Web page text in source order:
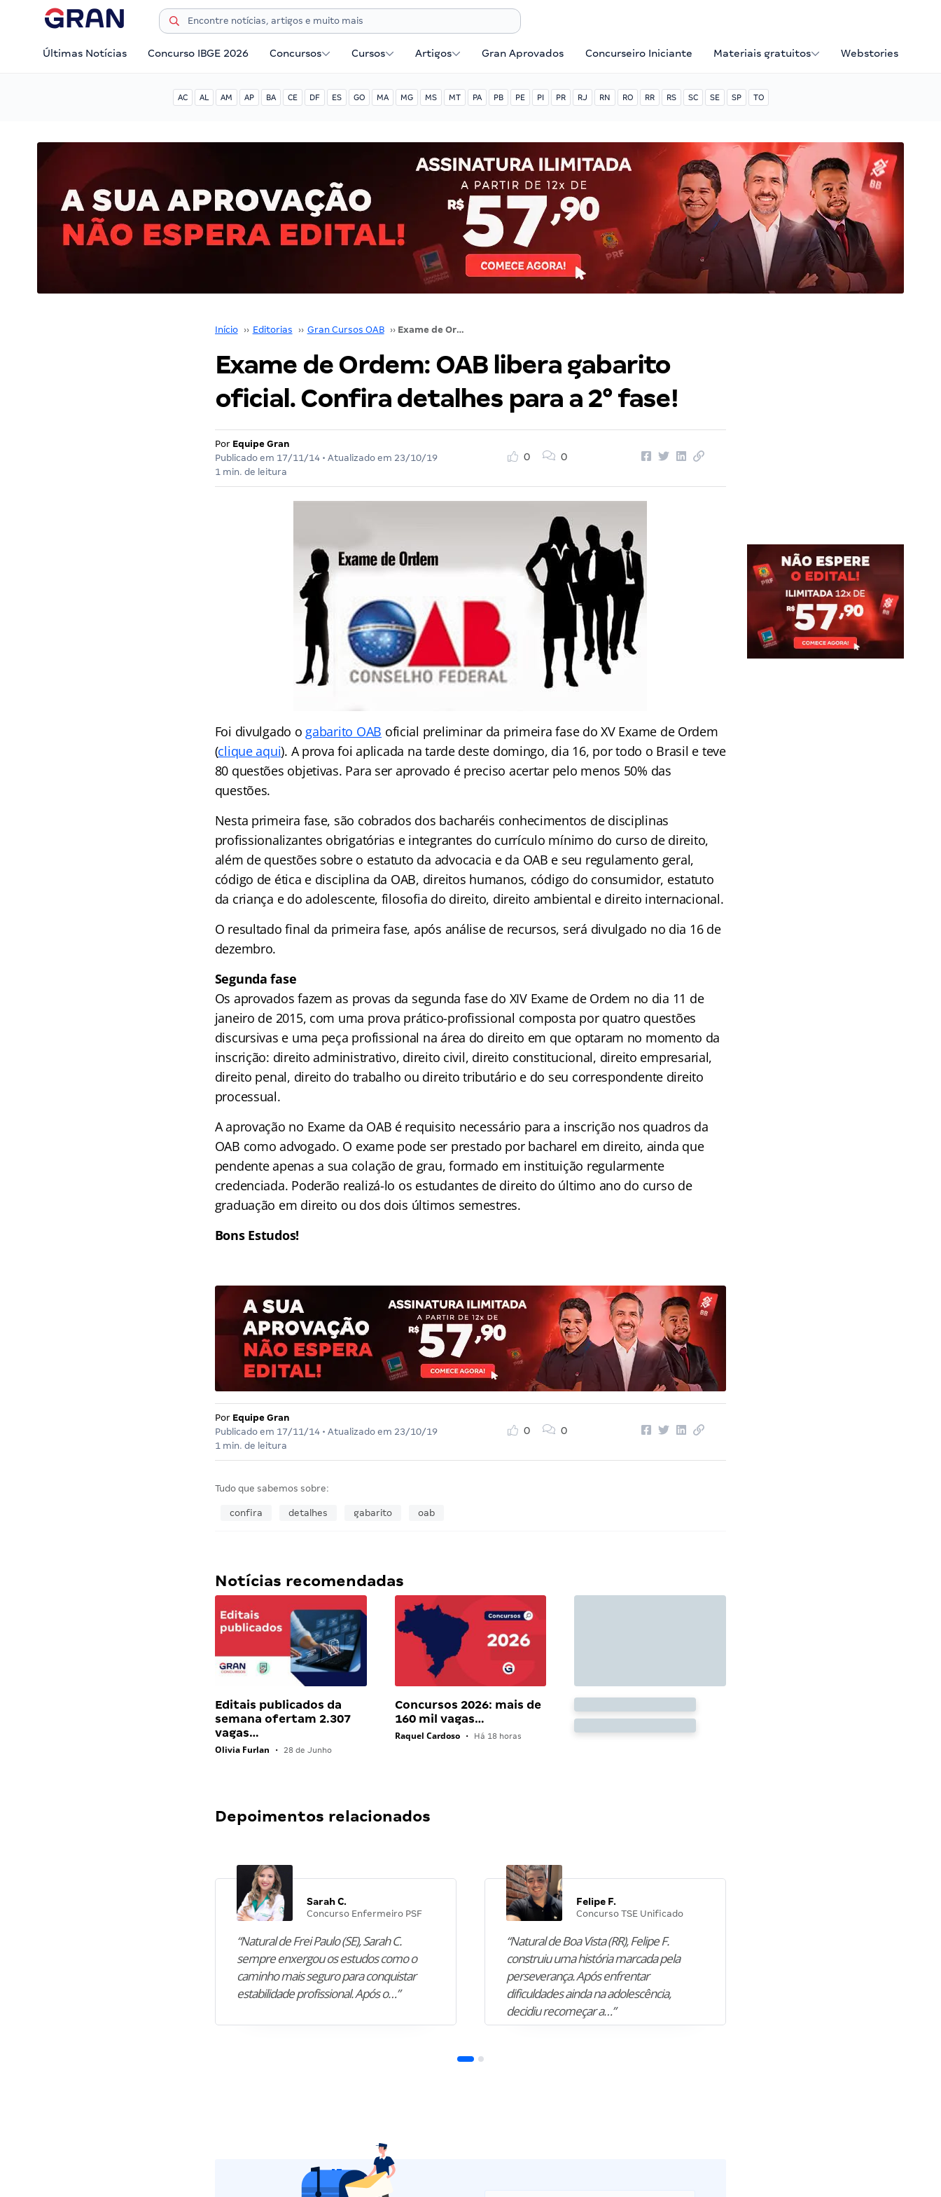
Últimas Notícias Concurso IBGE 2026 Concursos Cursos Artigos Gran Aprovados Concurseiro Iniciante Materiais gratuitos Webstories
AC AL AM AP BA CE DF ES GO MA MG MS MT PA PB PE PI PR RJ RN RO RR RS SC SE SP TO
Início ›› Editorias ›› Gran Cursos OAB ›› Exame de Ordem: OAB libera gabarito oficial. Confira detalhes para a 2° fase!
Exame de Ordem: OAB libera gabarito
oficial. Confira detalhes para a 2° fase!
Por Equipe Gran
Publicado em 17/11/14• Atualizado em 23/10/19
1 min. de leitura
0 0
Foi divulgado o gabarito OAB oficial preliminar da primeira fase do XV Exame de Ordem
(clique aqui). A prova foi aplicada na tarde deste domingo, dia 16, por todo o Brasil e teve
80 questões objetivas. Para ser aprovado é preciso acertar pelo menos 50% das
questões.
Nesta primeira fase, são cobrados dos bacharéis conhecimentos de disciplinas
profissionalizantes obrigatórias e integrantes do currículo mínimo do curso de direito,
além de questões sobre o estatuto da advocacia e da OAB e seu regulamento geral,
código de ética e disciplina da OAB, direitos humanos, código do consumidor, estatuto
da criança e do adolescente, filosofia do direito, direito ambiental e direito internacional.
O resultado final da primeira fase, após análise de recursos, será divulgado no dia 16 de
dezembro.
Segunda fase
Os aprovados fazem as provas da segunda fase do XIV Exame de Ordem no dia 11 de
janeiro de 2015, com uma prova prático-profissional composta por quatro questões
discursivas e uma peça profissional na área do direito em que optaram no momento da
inscrição: direito administrativo, direito civil, direito constitucional, direito empresarial,
direito penal, direito do trabalho ou direito tributário e do seu correspondente direito
processual.
A aprovação no Exame da OAB é requisito necessário para a inscrição nos quadros da
OAB como advogado. O exame pode ser prestado por bacharel em direito, ainda que
pendente apenas a sua colação de grau, formado em instituição regularmente
credenciada. Poderão realizá-lo os estudantes de direito do último ano do curso de
graduação em direito ou dos dois últimos semestres.
Bons Estudos!
Por Equipe Gran
Publicado em 17/11/14• Atualizado em 23/10/19
1 min. de leitura
0 0
Tudo que sabemos sobre:
confira detalhes gabarito oab
Notícias recomendadas
Editais publicados da
semana ofertam 2.307
vagas…
Olivia Furlan • 28 de Junho
Concursos 2026: mais de
160 mil vagas…
Raquel Cardoso • Há 18 horas
Depoimentos relacionados
Sarah C.
Concurso Enfermeiro PSF
“Natural de Frei Paulo (SE), Sarah C.
sempre enxergou os estudos como o
caminho mais seguro para conquistar
estabilidade profissional. Após o…”
Felipe F.
Concurso TSE Unificado
“Natural de Boa Vista (RR), Felipe F.
construiu uma história marcada pela
perseverança. Após enfrentar
dificuldades ainda na adolescência,
decidiu recomeçar a…”